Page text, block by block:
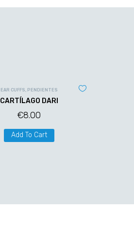
EAR CUFFS, PENDIENTES
CARTÍLAGO DARI
€8.00
Add To Cart